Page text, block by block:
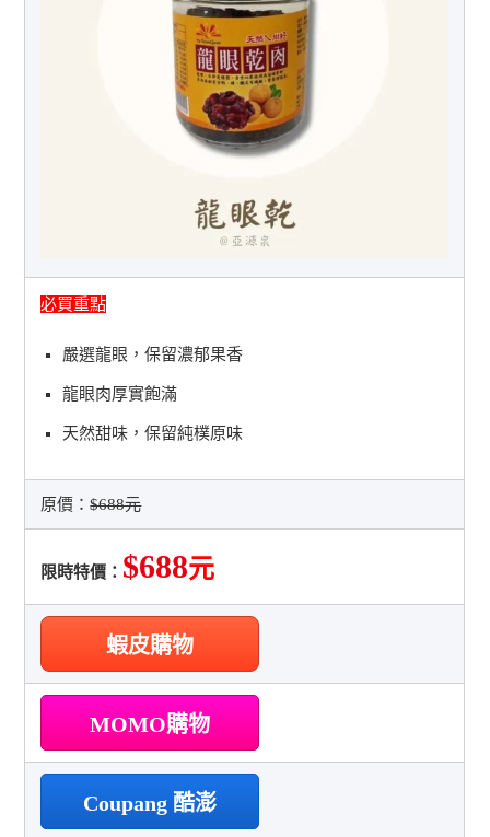
必買重點
嚴選龍眼，保留濃郁果香
龍眼肉厚實飽滿
天然甜味，保留純樸原味
原價：$688元
限時特價： $688元
蝦皮購物
MOMO購物
Coupang 酷澎